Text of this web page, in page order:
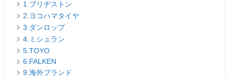
1.ブリヂストン
2.ヨコハマタイヤ
3.ダンロップ
4.ミシュラン
5.TOYO
6.FALKEN
9.海外ブランド